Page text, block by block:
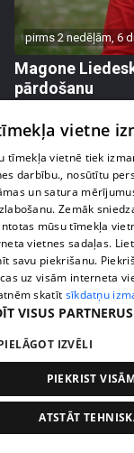
pirms 2 nedēļām, 6
Magone
pārdošanu
pirms 2 nedēļām, 6
Jesica
par izlaistajām
73. epizode
vietne
tīmekļa vietnē tiek
darbību., nosūtītu
un satura
Zemāk
mūsu tīmekļa
vietnes sadaļas.
savu piekrišanu.
uz visām interneta
skatīt sīkdatņu
VISUS PARTNERUS
IZVĒLI
PIEKRIST
ATSTĀT